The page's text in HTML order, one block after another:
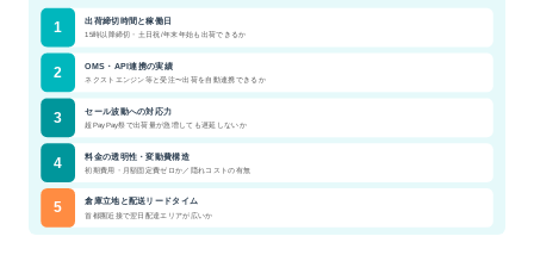
1 出荷締切時間と稼働日
15時以降締切・土日祝/年末年始も出荷できるか
2 OMS・API連携の実績
ネクストエンジン等と受注〜出荷を自動連携できるか
3 セール波動への対応力
超PayPay祭で出荷量が急増しても遅延しないか
4 料金の透明性・変動費構造
初期費用・月額固定費ゼロか／隠れコストの有無
5 倉庫立地と配送リードタイム
首都圏近接で翌日配達エリアが広いか